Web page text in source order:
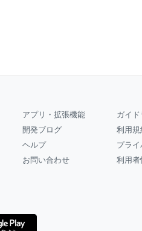
アプリ・拡張機能
開発ブログ
ヘルプ
お問い合わせ
ガイド
利用規
プラ
利用者